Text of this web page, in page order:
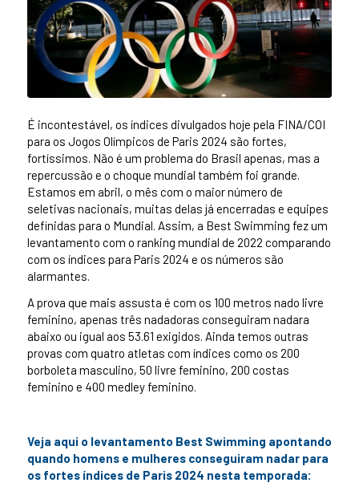
É incontestável, os índices divulgados hoje pela FINA/COI
para os Jogos Olímpicos de Paris 2024 são fortes,
fortíssimos. Não é um problema do Brasil apenas, mas a
repercussão e o choque mundial também foi grande.
Estamos em abril, o mês com o maior número de
seletivas nacionais, muitas delas já encerradas e equipes
definidas para o Mundial. Assim, a Best Swimming fez um
levantamento com o ranking mundial de 2022 comparando
com os índices para Paris 2024 e os números são
alarmantes.
A prova que mais assusta é com os 100 metros nado livre
feminino, apenas três nadadoras conseguiram nadara
abaixo ou igual aos 53.61 exigidos. Ainda temos outras
provas com quatro atletas com índices como os 200
borboleta masculino, 50 livre feminino, 200 costas
feminino e 400 medley feminino.
Veja aqui o levantamento Best Swimming apontando
quando homens e mulheres conseguiram nadar para
os fortes índices de Paris 2024 nesta temporada: